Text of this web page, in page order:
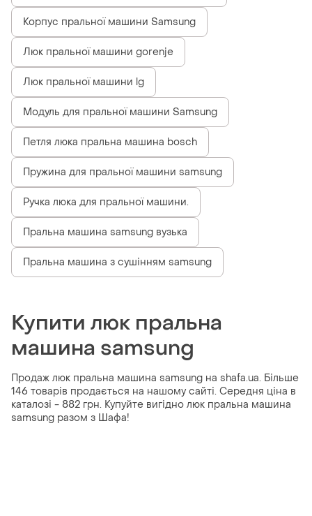
Корпус пральної машини Samsung
Люк пральної машини gorenje
Люк пральної машини lg
Модуль для пральної машини Samsung
Петля люка пральна машина bosch
Пружина для пральної машини samsung
Ручка люка для пральної машини.
Пральна машина samsung вузька
Пральна машина з сушінням samsung
Купити люк пральна
машина samsung
Продаж люк пральна машина samsung на shafa.ua. Більше
146 товарів продається на нашому сайті. Середня ціна в
каталозі - 882 грн. Купуйте вигідно люк пральна машина
samsung разом з Шафа!